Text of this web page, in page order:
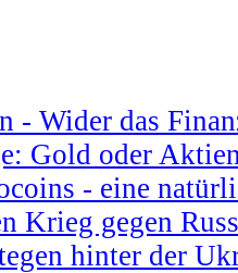
- Wider das
Gold oder
- eine
Krieg gegen
hinter der